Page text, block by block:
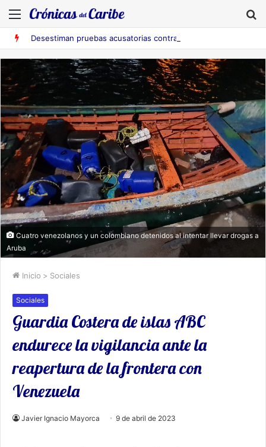
Menú
Cuatro venezolanos y un colombiano detenidos al intentar llevar drogas a
Aruba
Inicio > Sociales
Sociales
Guardia Costera de islas ABC
endurece la vigilancia ante la
reapertura de la frontera con
Venezuela
Javier Ignacio Mayorca 9 de abril de 2023